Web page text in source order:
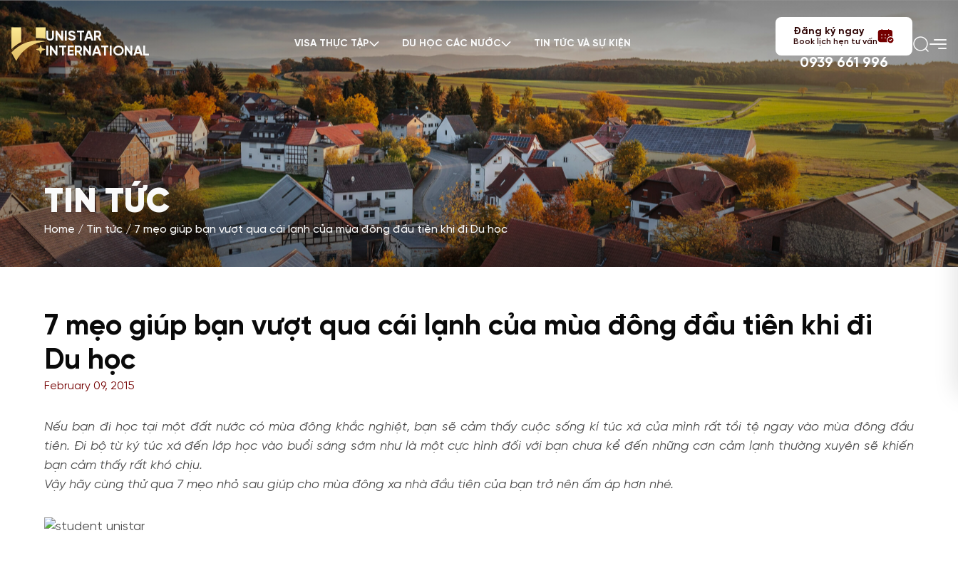
UNISTAR
INTERNATIONAL
VISA THỰC TẬP DU HỌC CÁC NƯỚC TIN TỨC VÀ SỰ KIỆN
Đăng ký ngay
Book lịch hẹn tư vấn
0939 661 996
TIN TỨC
Home Tin tức 7 mẹo giúp bạn vượt qua cái lạnh của mùa đông đầu tiên khi đi Du học
7 mẹo giúp bạn vượt qua cái lạnh của mùa đông đầu tiên khi đi
Du học
February 09, 2015
Nếu bạn đi học tại một đất nước có mùa đông khắc nghiệt, bạn sẽ cảm thấy cuộc sống kí túc xá của mình rất tồi tệ ngay vào mùa đông đầu
tiên. Đi bộ từ ký túc xá đến lớp học vào buổi sáng sớm như là một cực hình đối với bạn chưa kể đến những cơn cảm lạnh thường xuyên sẽ khiến
bạn cảm thấy rất khó chịu.
Vậy hãy cùng thử qua 7 mẹo nhỏ sau giúp cho mùa đông xa nhà đầu tiên của bạn trở nên ấm áp hơn nhé.